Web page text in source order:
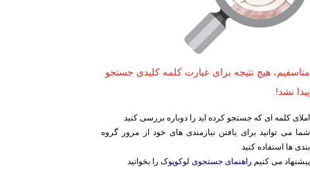
هیچ نتیجه برای عبارت کلمه کلیدی جستجو
نشد!
کلمه ای که جستجو کرده اید را دوباره بررسی کنید
می توانید برای یافتن نیازمندی های خود از مرور گروه
ها استفاده کنید
می کنیمراهنمای جستجوی لوکوپوکرا بخوانید